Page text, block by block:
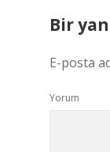
Bir
E-posta
Yorum